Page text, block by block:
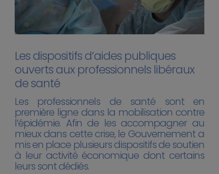
Les dispositifs d’aides publiques
ouverts aux professionnels libéraux
de santé
Les professionnels de santé sont en
première ligne dans la mobilisation contre
l’épidémie. Afin de les accompagner au
mieux dans cette crise, le Gouvernement a
mis en place plusieurs dispositifs de soutien
à leur activité économique dont certains
leurs sont dédiés.